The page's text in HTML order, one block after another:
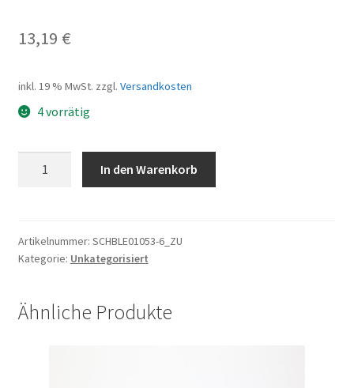
13,19 €
inkl. 19 % MwSt. zzgl. Versandkosten
4 vorrätig
55mm
roh
Menge
In den Warenkorb
Artikelnummer: SCHBLE01053-6_ZU
Kategorie: Unkategorisiert
Ähnliche Produkte